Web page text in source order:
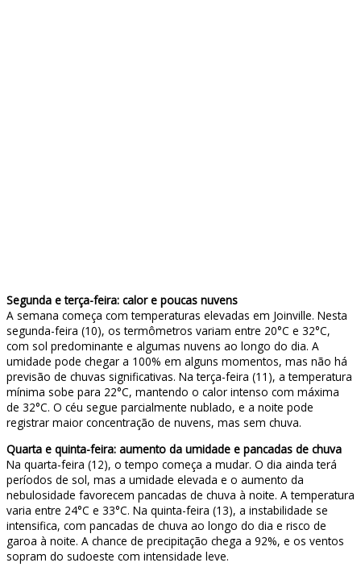
Segunda e terça-feira: calor e poucas nuvens
A semana começa com temperaturas elevadas em Joinville. Nesta
segunda-feira (10), os termômetros variam entre 20°C e 32°C,
com sol predominante e algumas nuvens ao longo do dia. A
umidade pode chegar a 100% em alguns momentos, mas não há
previsão de chuvas significativas. Na terça-feira (11), a temperatura
mínima sobe para 22°C, mantendo o calor intenso com máxima
de 32°C. O céu segue parcialmente nublado, e a noite pode
registrar maior concentração de nuvens, mas sem chuva.
Quarta e quinta-feira: aumento da umidade e pancadas de chuva
Na quarta-feira (12), o tempo começa a mudar. O dia ainda terá
períodos de sol, mas a umidade elevada e o aumento da
nebulosidade favorecem pancadas de chuva à noite. A temperatura
varia entre 24°C e 33°C. Na quinta-feira (13), a instabilidade se
intensifica, com pancadas de chuva ao longo do dia e risco de
garoa à noite. A chance de precipitação chega a 92%, e os ventos
sopram do sudoeste com intensidade leve.